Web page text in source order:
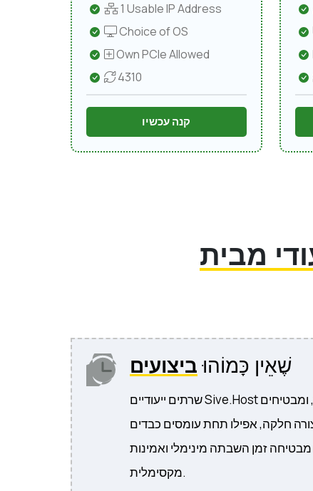
1 Usable IP Address
Choice of OS
Own PCIe Allowed
4310
קנה עכשיו
שֶׁאֵין כָּמוֹהוּ ביצועים
שרתים ייעודיים Sive.Host מתוכננים לביצועי שיא, ומבטיחים
חלקה, אפילו תחת עומסים כבדים
זמן השבתה מינימלי ואמינות
מקסימלית.